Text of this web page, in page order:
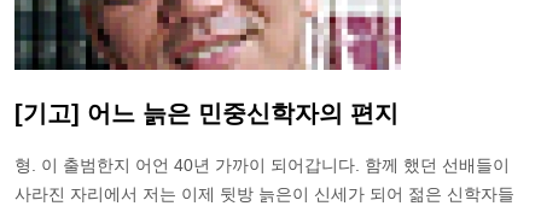
[기고] 어느 늙은 민중신학자의 편지
형. 이 출범한지 어언 40년 가까이 되어갑니다. 함께 했던 선배들이
사라진 자리에서 저는 이제 뒷방 늙은이 신세가 되어 젊은 신학자들